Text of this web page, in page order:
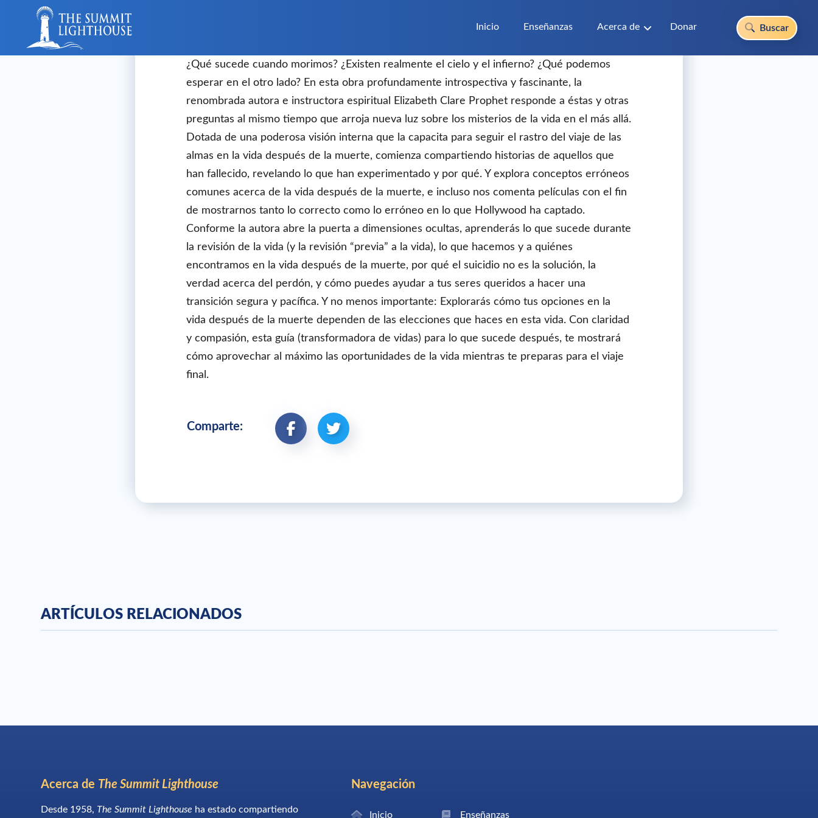
Inicio Enseñanzas Acerca de Donar Buscar
¿Qué sucede cuando morimos? ¿Existen realmente el cielo y el infierno? ¿Qué podemos
esperar en el otro lado? En esta obra profundamente introspectiva y fascinante, la
renombrada autora e instructora espiritual Elizabeth Clare Prophet responde a éstas y otras
preguntas al mismo tiempo que arroja nueva luz sobre los misterios de la vida en el más allá.
Dotada de una poderosa visión interna que la capacita para seguir el rastro del viaje de las
almas en la vida después de la muerte, comienza compartiendo historias de aquellos que
han fallecido, revelando lo que han experimentado y por qué. Y explora conceptos erróneos
comunes acerca de la vida después de la muerte, e incluso nos comenta películas con el fin
de mostrarnos tanto lo correcto como lo erróneo en lo que Hollywood ha captado.
Conforme la autora abre la puerta a dimensiones ocultas, aprenderás lo que sucede durante
la revisión de la vida (y la revisión “previa” a la vida), lo que hacemos y a quiénes
encontramos en la vida después de la muerte, por qué el suicidio no es la solución, la
verdad acerca del perdón, y cómo puedes ayudar a tus seres queridos a hacer una
transición segura y pacífica. Y no menos importante: Explorarás cómo tus opciones en la
vida después de la muerte dependen de las elecciones que haces en esta vida. Con claridad
y compasión, esta guía (transformadora de vidas) para lo que sucede después, te mostrará
cómo aprovechar al máximo las oportunidades de la vida mientras te preparas para el viaje
final.
Comparte:
ARTÍCULOS RELACIONADOS
Acerca de The Summit Lighthouse
Desde 1958, The Summit Lighthouse ha estado compartiendo
Navegación
Inicio Enseñanzas